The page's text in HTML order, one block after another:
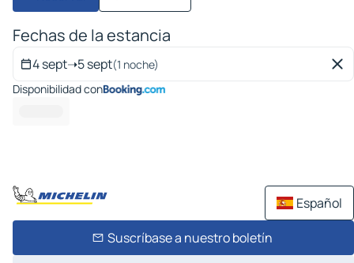
Fechas de la estancia
4 sept➝5 sept(1 noche)
Disponibilidad con
Español
Suscríbase a nuestro boletín